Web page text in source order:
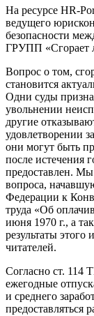
На ресурсе НR-
ведущего
безопасности
ГРУПП «Сгорает
Вопрос о том,
становится
Одни суды
увольнении
другие
удовлетворении
они могут быть
после истечения
предоставлен.
вопроса,
Федерации к
труда «Об
июня 1970 г., а
результаты этого
читателей.
Согласно ст. 114
ежегодные
и среднего
предоставляться